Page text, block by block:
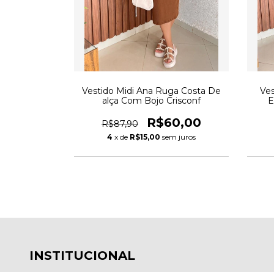
Vestido Midi Ana Ruga Costa De
alça Com Bojo Crisconf
R$87,90 R$60,00
4 x de R$15,00 sem juros
INSTITUCIONAL